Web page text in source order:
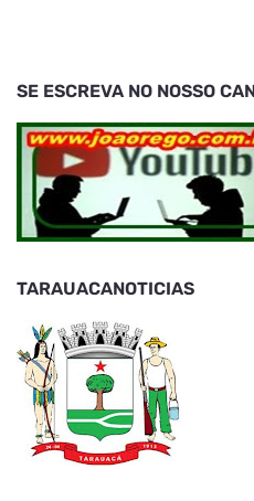
SE ESCREVA NO NOSSO
TARAUACANOTICIAS